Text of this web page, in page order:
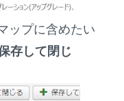
ップに含めたい
存して閉じ